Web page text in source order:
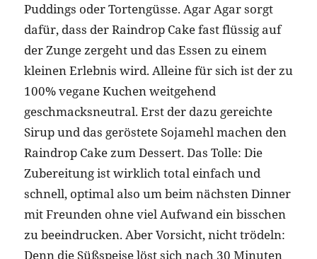
Puddings oder Tortengüsse. Agar Agar sorgt
dafür, dass der Raindrop Cake fast flüssig auf
der Zunge zergeht und das Essen zu einem
kleinen Erlebnis wird. Alleine für sich ist der zu
100% vegane Kuchen weitgehend
geschmacksneutral. Erst der dazu gereichte
Sirup und das geröstete Sojamehl machen den
Raindrop Cake zum Dessert. Das Tolle: Die
Zubereitung ist wirklich total einfach und
schnell, optimal also um beim nächsten Dinner
mit Freunden ohne viel Aufwand ein bisschen
zu beeindrucken. Aber Vorsicht, nicht trödeln:
Denn die Süßspeise löst sich nach 30 Minuten